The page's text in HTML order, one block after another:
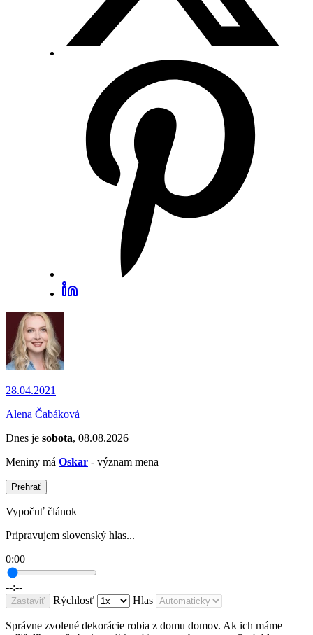
28.04.2021
Alena Čabáková
Dnes je sobota, 08.08.2026
Meniny má Oskar - význam mena
Prehrať
Vypočuť článok
Pripravujem slovenský hlas...
0:00
--:--
Zastaviť Rýchlosť Hlas
Správne zvolené dekorácie robia z domu domov. Ak ich máme